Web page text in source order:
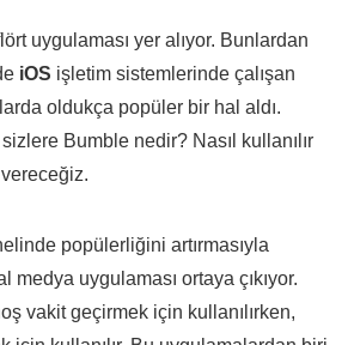
uygulaması yer alıyor. Bunlardan
iOS işletim sistemlerinde çalışan
oldukça popüler bir hal aldı.
Bumble nedir? Nasıl kullanılır
vereceğiz.
popülerliğini artırmasıyla
medya uygulaması ortaya çıkıyor.
vakit geçirmek için kullanılırken,